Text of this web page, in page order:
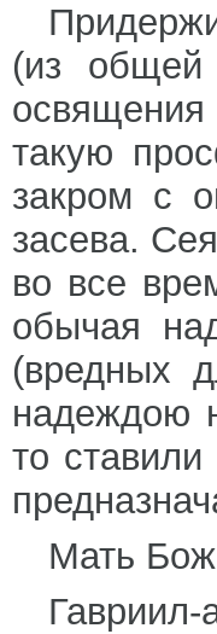
(из общей
такую
закром с
засева.
во все
обычая
(вредных
надеждою
то
Мать
Гавриил-